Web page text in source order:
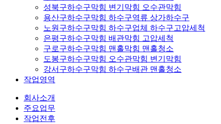
성북구하수구막힘 변기막힘 오수관막힘
용산구하수구막힘 하수구역류 상가하수구
노원구하수구막힘 하수구업체 하수구고압세척
은평구하수구막힘 배관막힘 고압세척
구로구하수구막힘 맨홀막힘 맨홀청소
도봉구하수구막힘 오수관막힘 변기막힘
강서구하수구막힘 하수구배관 맨홀청소
작업영역
회사소개
주요업무
작업전후